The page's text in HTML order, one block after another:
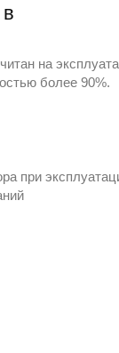
на
более 90%.
при